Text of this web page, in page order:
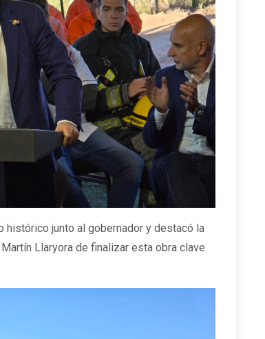
histórico junto al gobernador y destacó la
Llaryora de finalizar esta obra clave